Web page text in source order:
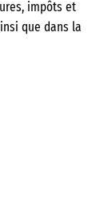
impôts et
que dans la